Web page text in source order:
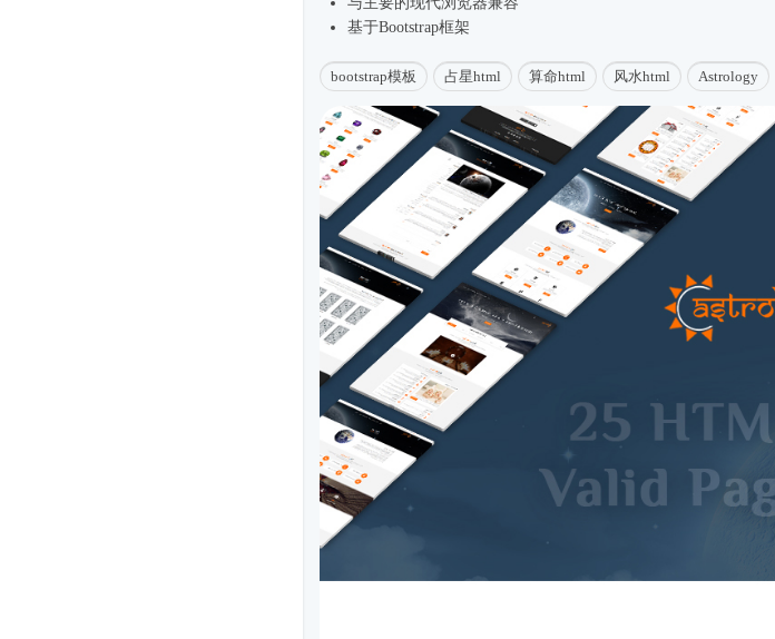
基于Bootstrap框架
bootstrap模板 占星html 算命html 风水html Astrology